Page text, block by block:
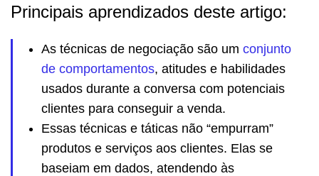
Principais aprendizados deste artigo:
As técnicas de negociação são um conjunto
de comportamentos, atitudes e habilidades
usados durante a conversa com potenciais
clientes para conseguir a venda.
Essas técnicas e táticas não “empurram”
produtos e serviços aos clientes. Elas se
baseiam em dados, atendendo às